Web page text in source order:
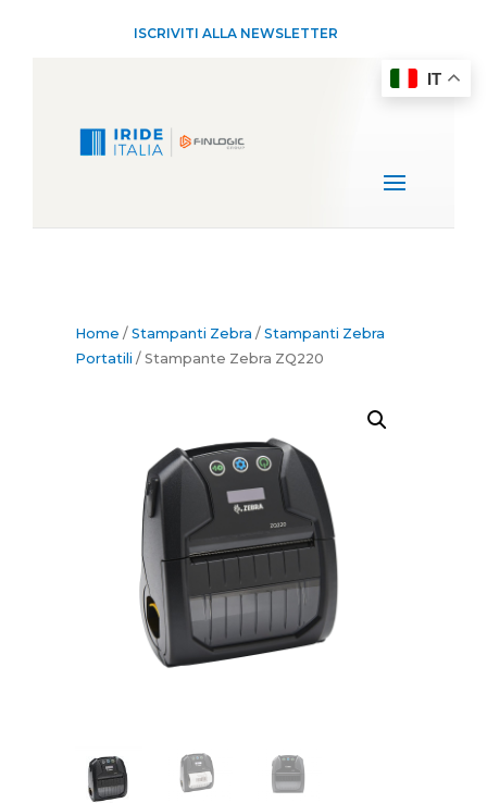
ISCRIVITI ALLA NEWSLETTER
Home / Stampanti Zebra / Stampanti Zebra
Portatili / Stampante Zebra ZQ220
IT